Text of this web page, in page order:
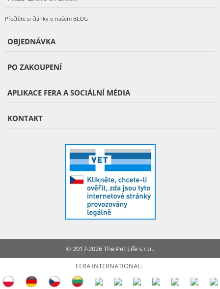
Přečtěte si články o našem BLOG
OBJEDNÁVKA
PO ZAKOUPENÍ
APLIKACE FERA A SOCIÁLNÍ MÉDIA
KONTAKT
© 2017-2026 The Pet Life s.r.o..
FERA INTERNATIONAL: